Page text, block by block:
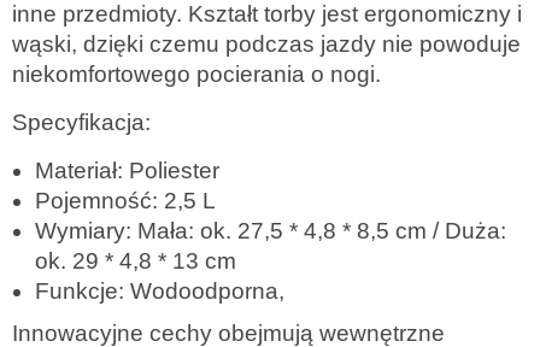
inne przedmioty. Kształt torby jest ergonomiczny i
wąski, dzięki czemu podczas jazdy nie powoduje
niekomfortowego pocierania o nogi.
Specyfikacja:
Materiał: Poliester
Pojemność: 2,5 L
Wymiary: Mała: ok. 27,5 * 4,8 * 8,5 cm / Duża:
ok. 29 * 4,8 * 13 cm
Funkcje: Wodoodporna,
Innowacyjne cechy obejmują wewnętrzne